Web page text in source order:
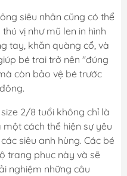
siêu nhân cũng có thể
vị như mũ len in hình
tay, khăn quàng cổ, và
bé trai trở nên "đúng
còn bảo vệ bé trước
2/8 tuổi không chỉ là
cách thể hiện sự yêu
siêu anh hùng. Các bé
trang phục này và sẽ
nghiệm những câu